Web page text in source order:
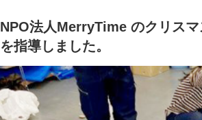
NPO法人MerryTime のクリス
を指導しました。